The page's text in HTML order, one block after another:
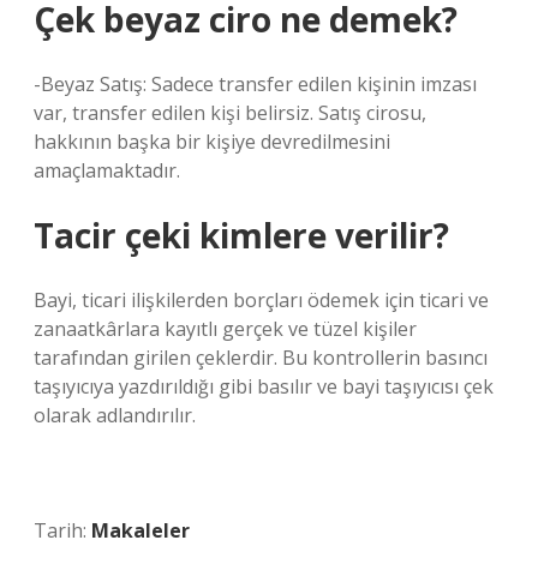
Çek beyaz ciro ne demek?
-Beyaz Satış: Sadece transfer edilen kişinin imzası
var, transfer edilen kişi belirsiz. Satış cirosu,
hakkının başka bir kişiye devredilmesini
amaçlamaktadır.
Tacir çeki kimlere verilir?
Bayi, ticari ilişkilerden borçları ödemek için ticari ve
zanaatkârlara kayıtlı gerçek ve tüzel kişiler
tarafından girilen çeklerdir. Bu kontrollerin basıncı
taşıyıcıya yazdırıldığı gibi basılır ve bayi taşıyıcısı çek
olarak adlandırılır.
Tarih: Makaleler